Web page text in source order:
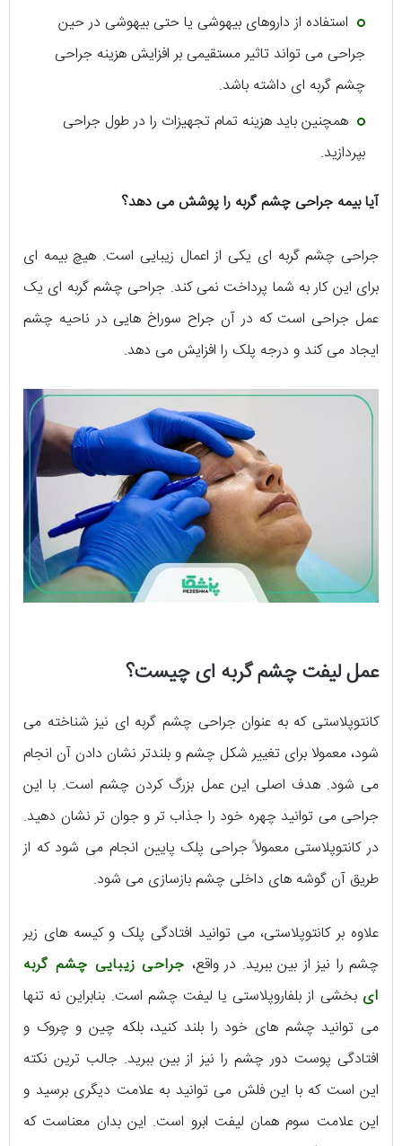
استفاده از داروهای بیهوشی یا حتی بیهوشی در حین
جراحی می تواند تاثیر مستقیمی بر افزایش هزینه جراحی
چشم گربه ای داشته باشد.
همچنین باید هزینه تمام تجهیزات را در طول جراحی
بپردازید.
آیا بیمه جراحی چشم گربه را پوشش می دهد؟
جراحی چشم گربه ای یکی از اعمال زیبایی است. هیچ بیمه ای
برای این کار به شما پرداخت نمی کند. جراحی چشم گربه ای یک
عمل جراحی است که در آن جراح سوراخ هایی در ناحیه چشم
ایجاد می کند و درجه پلک را افزایش می دهد.
عمل لیفت چشم گربه ای چیست؟
کانتوپلاستی که به عنوان جراحی چشم گربه ای نیز شناخته می
شود، معمولا برای تغییر شکل چشم و بلندتر نشان دادن آن انجام
می شود. هدف اصلی این عمل بزرگ کردن چشم است. با این
جراحی می توانید چهره خود را جذاب تر و جوان تر نشان دهید.
در کانتوپلاستی معمولاً جراحی پلک پایین انجام می شود که از
طریق آن گوشه های داخلی چشم بازسازی می شود.
علاوه بر کانتوپلاستی، می توانید افتادگی پلک و کیسه های زیر
چشم را نیز از بین ببرید. در واقع، جراحی زیبایی چشم گربه
ای بخشی از بلفاروپلاستی یا لیفت چشم است. بنابراین نه تنها
می توانید چشم های خود را بلند کنید، بلکه چین و چروک و
افتادگی پوست دور چشم را نیز از بین ببرید. جالب ترین نکته
این است که با این فلش می توانید به علامت دیگری برسید و
این علامت سوم همان لیفت ابرو است. این بدان معناست که